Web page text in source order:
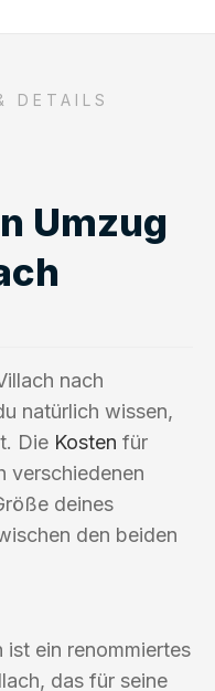
DETAILS
Umzug
nach
natürlich wissen,
Die Kosten für
verschiedenen
deines
den beiden
ein renommiertes
das für seine